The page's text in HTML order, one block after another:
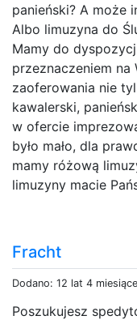
panieński? A może
Albo limuzyna do
Mamy do
przeznaczeniem na
zaoferowania nie
kawalerski,
w ofercie
było mało, dla
mamy różową
limuzyny macie
Fracht
Dodano: 12 lat 4
Poszukujesz